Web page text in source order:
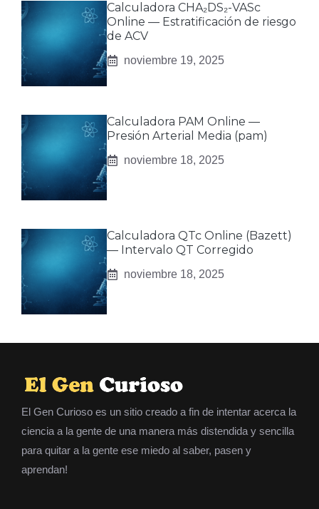
Calculadora CHA₂DS₂-VASc
Online — Estratificación de riesgo
de ACV
noviembre 19, 2025
Calculadora PAM Online —
Presión Arterial Media (pam)
noviembre 18, 2025
Calculadora QTc Online (Bazett)
— Intervalo QT Corregido
noviembre 18, 2025
El Gen Curioso es un sitio creado a fin de intentar acerca la
ciencia a la gente de una manera más distendida y sencilla
para quitar a la gente ese miedo al saber, pasen y
aprendan!